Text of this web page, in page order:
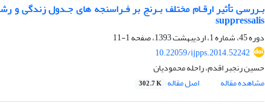
suppressalis
دوره 45، شماره 1، اردیبهشت 1393، صفحه
1-11
10.22059/ijpps.2014.52242
حسین رنجبر اقدم، راحله محمودیان
مشاهده مقاله
اصل مقاله 302.7 K